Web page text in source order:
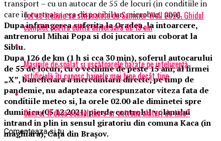
transport – cu un autocar de 55 de locuri (in conditiile in
care in curtea sa era disponibil un microbuz, nou).
Dupa infrangerea suferita la Oradea, la intoarcere,
antrenorul Mihai Popa si doi jucatori au coborat la
Sibiu.
Dupa 126 de km (1 h si cca 30 min), soferul autocarului
de 55 de locuri, cu o vechime de peste 15 ani, al firmei
„X”, baneficiara a incredintarii directe, pe timp de
pandemie, nu adapteaza corespunzator viteza fata de
conditiile meteo si, la orele 02.00 ale diminetei spre
duminica (05.12.2021) pierde controlul volanului
intrand in plin in sensul giratoriu din comuna Kaca (in
maghiara), Cața din Brașov.
Tot ce trebuie sa stii inainte de Summer Well 2026. Ghidul
complet pentru editia aniversara de 15 ani
Mașinile de spălat și uscătoarele bazate pe inteligență
artificială îți cunosc hainele mai bine decât tine
Cum ar fi dacă ceasul tău s-ar antrena alături de tine?
Comenteaza si tu